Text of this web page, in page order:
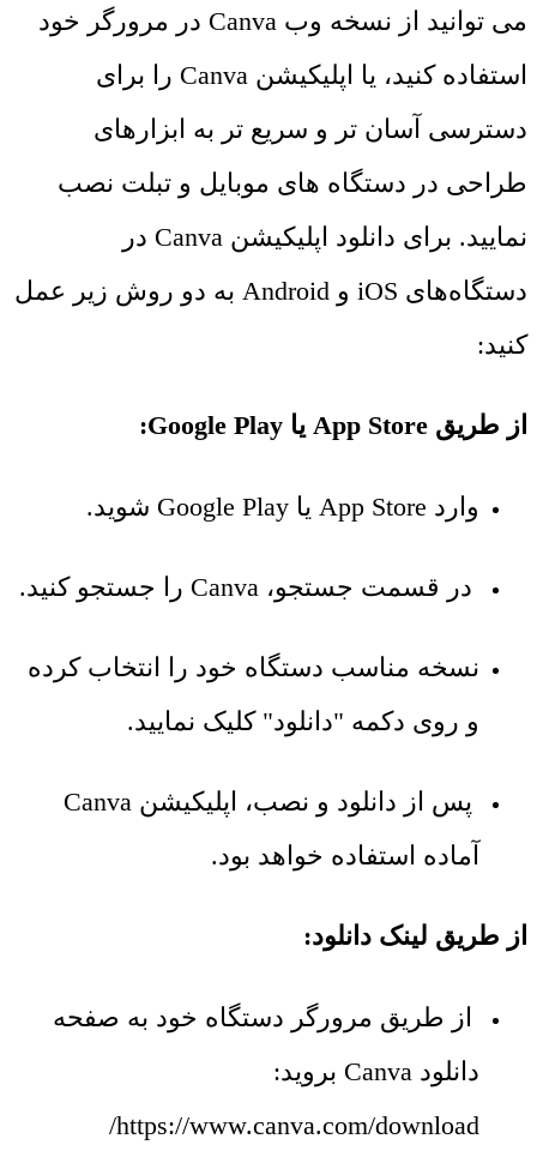
می ‌توانید از نسخه وب Canva در مرورگر خود
استفاده کنید، یا اپلیکیشن Canva را برای
دسترسی آسان ‌تر و سریع ‌تر به ابزارهای
طراحی در دستگاه ‌های موبایل و تبلت نصب
نمایید. برای دانلود اپلیکیشن Canva در
دستگاه‌های iOS و Android به دو روش زیر عمل
کنید:
از طریق App Store یا Google Play:
وارد App Store یا Google Play شوید.
در قسمت جستجو، Canva را جستجو کنید.
نسخه مناسب دستگاه خود را انتخاب کرده
و روی دکمه "دانلود" کلیک نمایید.
پس از دانلود و نصب، اپلیکیشن Canva
آماده استفاده خواهد بود.
از طریق لینک دانلود:
از طریق مرورگر دستگاه خود به صفحه
دانلود Canva بروید:
https://www.canva.com/download/